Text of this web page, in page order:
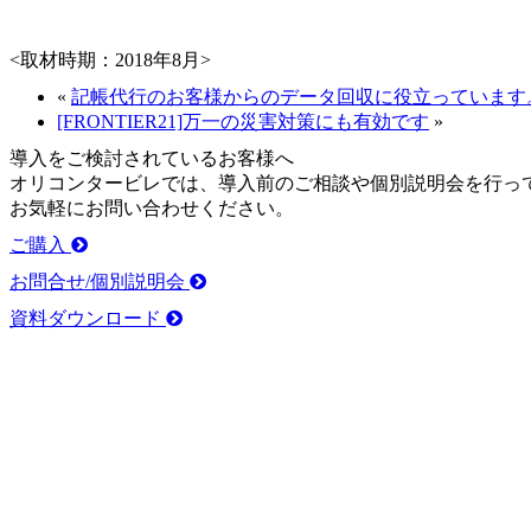
<取材時期：2018年8月>
« 記帳代行のお客様からのデータ回収に役立っています
[FRONTIER21]万一の災害対策にも有効です »
導入をご検討されているお客様へ
オリコンタービレでは、導入前のご相談や個別説明会を行っ
お気軽にお問い合わせください。
ご購入
お問合せ/個別説明会
資料ダウンロード